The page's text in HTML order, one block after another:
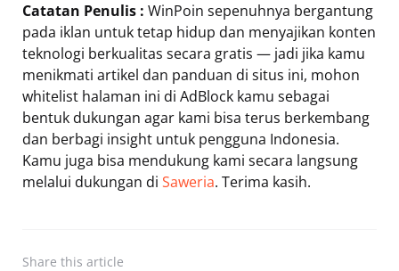
Catatan Penulis : WinPoin sepenuhnya bergantung
pada iklan untuk tetap hidup dan menyajikan konten
teknologi berkualitas secara gratis — jadi jika kamu
menikmati artikel dan panduan di situs ini, mohon
whitelist halaman ini di AdBlock kamu sebagai
bentuk dukungan agar kami bisa terus berkembang
dan berbagi insight untuk pengguna Indonesia.
Kamu juga bisa mendukung kami secara langsung
melalui dukungan di Saweria. Terima kasih.
Share this article